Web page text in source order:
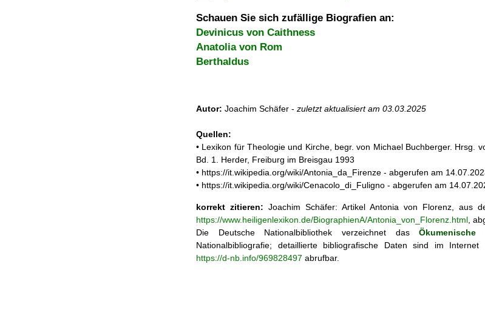
Schauen Sie sich zufällige Biografien an:
Devinicus von Caithness
Anatolia von Rom
Berthaldus
Autor: Joachim Schäfer - zuletzt aktualisiert am 03.03.2025
Quellen:
• Lexikon für Theologie und Kirche, begr. von Michael Buchberger. Hrsg.
Bd. 1. Herder, Freiburg im Breisgau 1993
• https://it.wikipedia.org/wiki/Antonia_da_Firenze - abgerufen am
• https://it.wikipedia.org/wiki/Cenacolo_di_Fuligno - abgerufen am
korrekt zitieren: Joachim Schäfer: Artikel Antonia von Florenz, aus
https://www.heiligenlexikon.de/BiographienA/Antonia_von_Florenz.html ,
Die Deutsche Nationalbibliothek verzeichnet dasÖkumenische
Nationalbibliografie; detaillierte bibliografische Daten sind im Internet
https://d-nb.info/969828497 abrufbar.